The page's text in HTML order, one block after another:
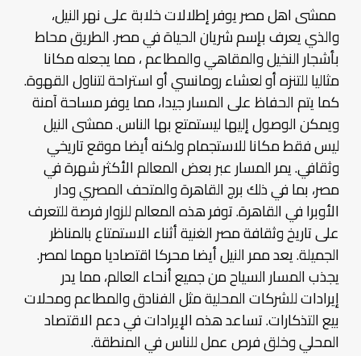
ممشى اهل مصر يوفر إطلالات خلابة على نهر النيل،
والذي يعرف بإسم شريان الحياة في مصر. الطريق محاط
بأشجار النخيل والمقاهي والمطاعم ، مما يجعله مكانا
مثاليا للتنزه أو لعشاء رومانسي أو استراحة لتناول القهوة.
كما يتم الحفاظ على المسار جيدا، مما يوفر مساحة آمنة
ويمكن الوصول إليها ليستمتع بها الناس. ممشى النيل
ليس فقط مكانا للاستجمام ولكنه أيضا موقع تاريخي
وثقافي. يمر المسار عبر بعض المعالم الأكثر شهرة في
مصر، بما في ذلك برج القاهرة والمتحف المصري ودار
الأوبرا في القاهرة. توفر هذه المعالم للزوار فرصة للتعرف
على تاريخ وثقافة مصر الغنية أثناء الاستمتاع بالمناظر
الجميلة. يعد ممر النيل أيضا محركا اقتصاديا مهما لمصر.
يجذب المسار السياح من جميع أنحاء العالم، مما يدر
إيرادات للشركات المحلية مثل الفنادق والمطاعم ومحلات
بيع التذكارات. تساعد هذه الإيرادات في دعم الاقتصاد
المحلي وخلق فرص عمل للناس في المنطقة.